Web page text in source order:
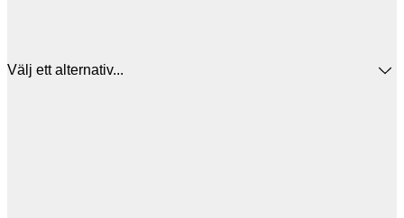
Välj ett alternativ...